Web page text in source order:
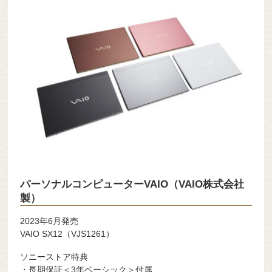
パーソナルコンピューターVAIO（VAIO株式会社
製）
2023年6月発売
VAIO SX12（VJS1261）
ソニーストア特典
・長期保証＜3年ベーシック＞付属